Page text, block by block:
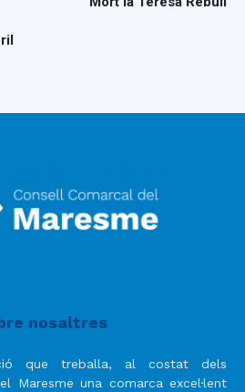
nosaltres
que treballa, al costat dels
Maresme una comarca excel·lent